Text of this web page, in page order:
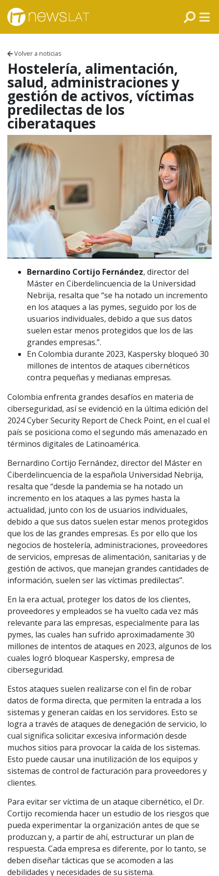
Skip to content
Volver a noticias
Hostelería, alimentación,
salud, administraciones y
gestión de activos, víctimas
predilectas de los
ciberataques
Bernardino Cortijo Fernández, director del
Máster en Ciberdelincuencia de la Universidad
Nebrija, resalta que “se ha notado un incremento
en los ataques a las pymes, seguido por los de
usuarios individuales, debido a que sus datos
suelen estar menos protegidos que los de las
grandes empresas.”.
En Colombia durante 2023, Kaspersky bloqueó 30
millones de intentos de ataques cibernéticos
contra pequeñas y medianas empresas.
Colombia enfrenta grandes desafíos en materia de
ciberseguridad, así se evidenció en la última edición del
2024 Cyber Security Report de Check Point, en el cual el
país se posiciona como el segundo más amenazado en
términos digitales de Latinoamérica.
Bernardino Cortijo Fernández, director del Máster en
Ciberdelincuencia de la española Universidad Nebrija,
resalta que “desde la pandemia se ha notado un
incremento en los ataques a las pymes hasta la
actualidad, junto con los de usuarios individuales,
debido a que sus datos suelen estar menos protegidos
que los de las grandes empresas. Es por ello que los
negocios de hostelería, administraciones, proveedores
de servicios, empresas de alimentación, sanitarias y de
gestión de activos, que manejan grandes cantidades de
información, suelen ser las víctimas predilectas”.
En la era actual, proteger los datos de los clientes,
proveedores y empleados se ha vuelto cada vez más
relevante para las empresas, especialmente para las
pymes, las cuales han sufrido aproximadamente 30
millones de intentos de ataques en 2023, algunos de los
cuales logró bloquear Kaspersky, empresa de
ciberseguridad.
Estos ataques suelen realizarse con el fin de robar
datos de forma directa, que permiten la entrada a los
sistemas y generan caídas en los servidores. Esto se
logra a través de ataques de denegación de servicio, lo
cual significa solicitar excesiva información desde
muchos sitios para provocar la caída de los sistemas.
Esto puede causar una inutilización de los equipos y
sistemas de control de facturación para proveedores y
clientes.
Para evitar ser víctima de un ataque cibernético, el Dr.
Cortijo recomienda hacer un estudio de los riesgos que
pueda experimentar la organización antes de que se
produzcan y, a partir de ahí, estructurar un plan de
respuesta. Cada empresa es diferente, por lo tanto, se
deben diseñar tácticas que se acomoden a las
debilidades y necesidades de su sistema.
VENEZUELA
ECUADOR
PERÚ
CHILE